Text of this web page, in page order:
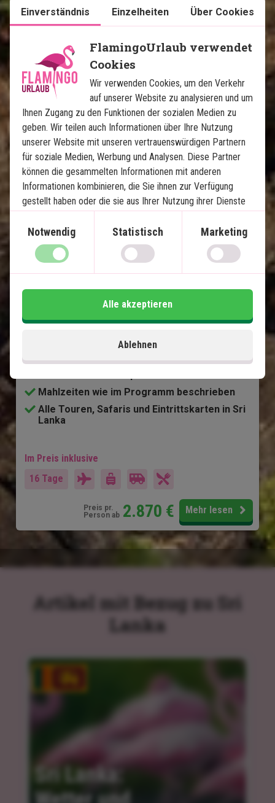
Sri Lanka
Karte ansehen
Magisches Sri Lanka und Luxus
auf den Malediven
8-Nächte-Rundreise durch Sri Lanka mit
privatem Chauffeur
5-Nächte-Strandurlaub auf den Malediven
Negombo
Malerische Zugfahrt nach Ella
Sigiriya-Gebiet und der Löwenfelsen
Yala-Nationalpark
Mahlzeiten wie im Programm beschrieben
Alle Touren, Safaris und Eintrittskarten in Sri
Lanka
Im Preis inklusive
16 Tage
Preis pr.
Person ab 2.870 € Mehr lesen
Artikel mit Bezug zu Sri
Lanka
Sri Lanka:
Einverständnis Einzelheiten Über Cookies
FlamingoUrlaub verwendet
Cookies
Wir verwenden Cookies, um den Verkehr
auf unserer Website zu analysieren und um
Ihnen Zugang zu den Funktionen der sozialen Medien zu
geben. Wir teilen auch Informationen über Ihre Nutzung
unserer Website mit unseren vertrauenswürdigen Partnern
für soziale Medien, Werbung und Analysen. Diese Partner
können die gesammelten Informationen mit anderen
Informationen kombinieren, die Sie ihnen zur Verfügung
gestellt haben oder die sie aus Ihrer Nutzung ihrer Dienste
Notwendig Statistisch Marketing
Ablehnen
Alle akzeptieren